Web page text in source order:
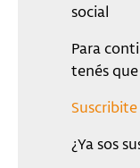
social
Para
tenés
¿Ya sos